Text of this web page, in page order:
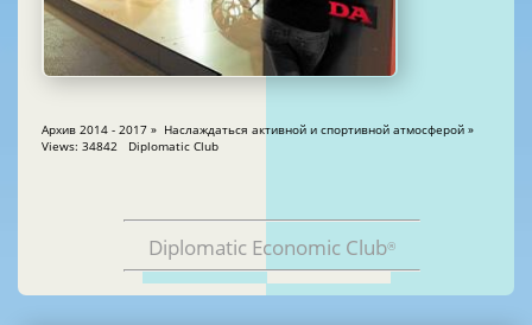
Архив 2014 - 2017 » Наслаждаться активной и спортивной атмосферой »
Views: 34842 Diplomatic Club
Diplomatic Economic Club®